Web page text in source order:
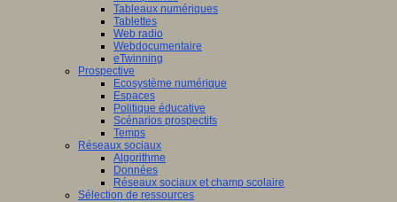
Tableaux numériques
Tablettes
Web radio
Webdocumentaire
eTwinning
Prospective
Ecosystème numérique
Espaces
Politique éducative
Scénarios prospectifs
Temps
Réseaux sociaux
Algorithme
Données
Réseaux sociaux et champ scolaire
Sélection de ressources